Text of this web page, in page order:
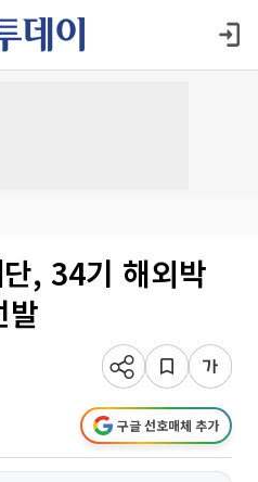
, 34기 해외박
발
구글 선호매체 추가